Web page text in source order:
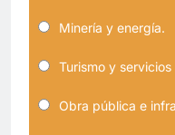
Minería y energía.
Turismo y servicios
Obra pública e